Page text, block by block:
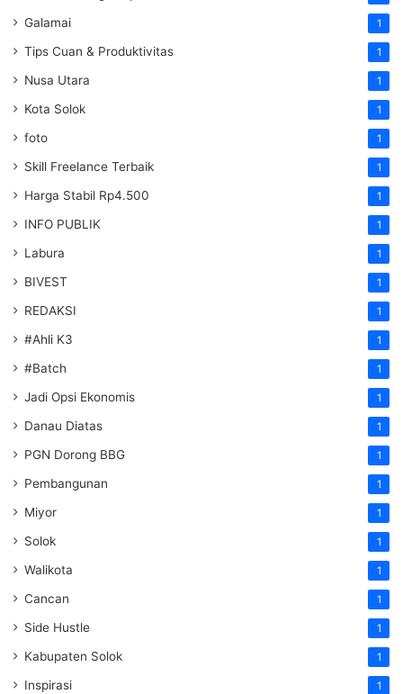
Galamai 1
Tips Cuan & Produktivitas 1
Nusa Utara 1
Kota Solok 1
foto 1
Skill Freelance Terbaik 1
Harga Stabil Rp4.500 1
INFO PUBLIK 1
Labura 1
BIVEST 1
REDAKSI 1
#Ahli K3 1
#Batch 1
Jadi Opsi Ekonomis 1
Danau Diatas 1
PGN Dorong BBG 1
Pembangunan 1
Miyor 1
Solok 1
Walikota 1
Cancan 1
Side Hustle 1
Kabupaten Solok 1
Inspirasi 1